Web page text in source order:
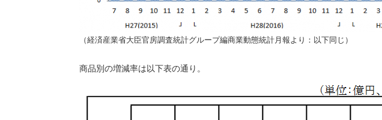
（経済産業省大臣官房調査統計グループ編商業動態統計月報より：以下同じ）
商品別の増減率は以下表の通り。